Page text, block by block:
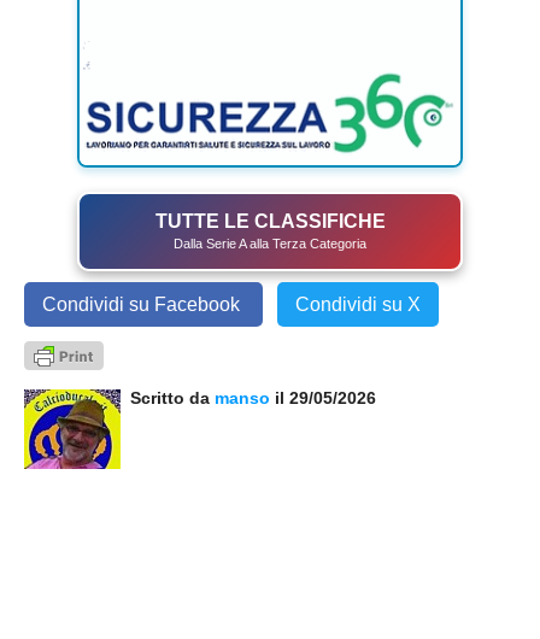
TUTTE LE CLASSIFICHE
Dalla Serie A alla Terza Categoria
Condividi su Facebook Condividi su X
Scritto da manso il 29/05/2026